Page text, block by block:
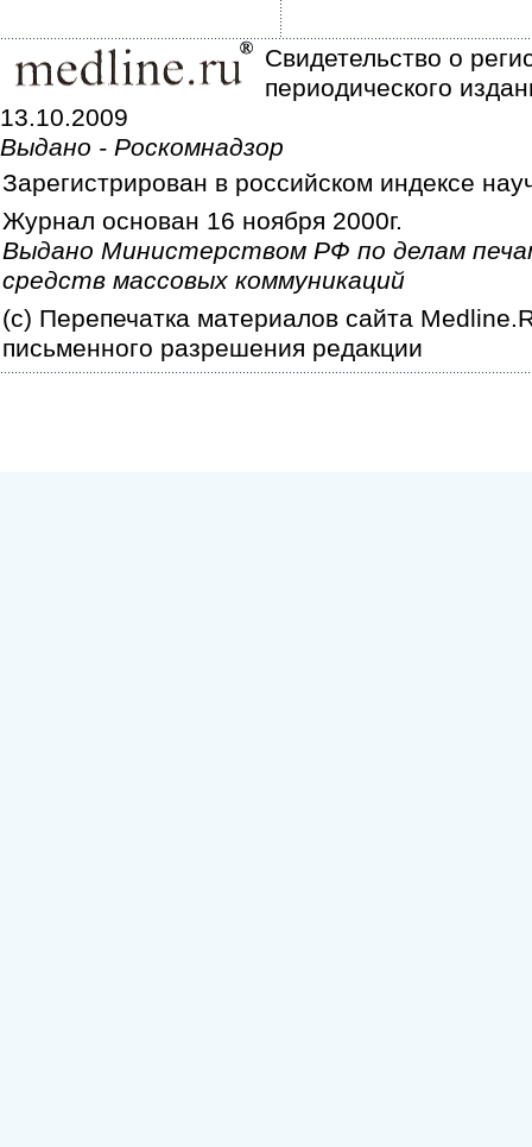
Свидетельство о
периодического
13.10.2009
Выдано - Роскомнадзор
Зарегистрирован в российском индексе
Журнал основан 16 ноября 2000г.
Выдано Министерством РФ по делам
средств массовых коммуникаций
(c) Перепечатка материалов сайта
письменного разрешения редакции